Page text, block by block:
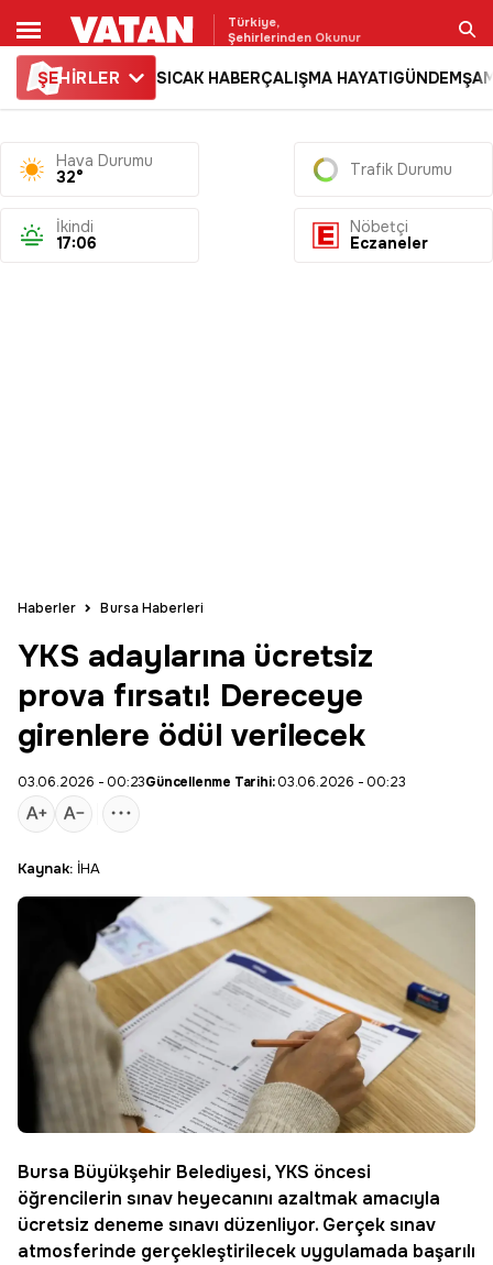
Türkiye,
Şehirlerinden Okunur
ŞEHİRLER SICAK HABERÇALIŞMA HAYATIGÜNDEM
Hava Durumu
32°
Trafik Durumu
İkindi
17:06
Nöbetçi
Eczaneler
Haberler Bursa Haberleri
YKS adaylarına ücretsiz
prova fırsatı! Dereceye
girenlere ödül verilecek
03.06.2026 - 00:23Güncellenme Tarihi:03.06.2026 - 00:23
Kaynak: İHA
Bursa Büyükşehir Belediyesi, YKS öncesi
öğrencilerin sınav heyecanını azaltmak amacıyla
ücretsiz deneme sınavı düzenliyor. Gerçek sınav
atmosferinde gerçekleştirilecek uygulamada başarılı